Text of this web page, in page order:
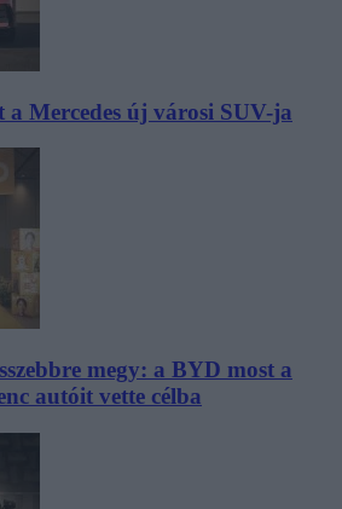
Mercedes új városi SUV-ja
megy: a BYD most a
autóit vette célba